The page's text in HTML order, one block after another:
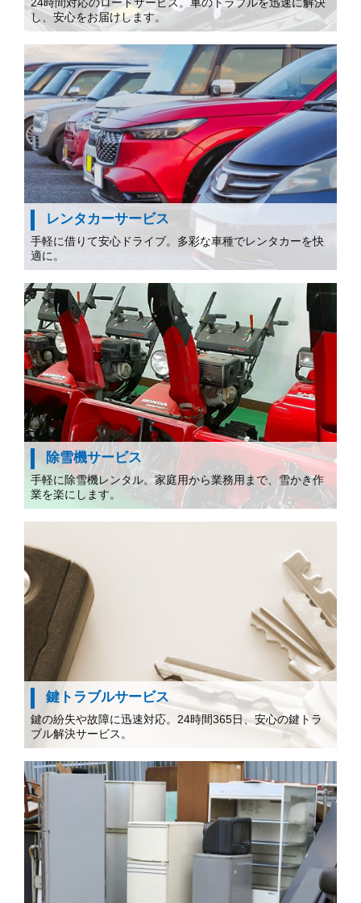
し、安心をお届けします。
レンタカーサービス
手軽に借りて安心ドライブ。多彩な車種でレンタカーを快
適に。
除雪機サービス
手軽に除雪機レンタル。家庭用から業務用まで、雪かき作
業を楽にします。
鍵トラブルサービス
鍵の紛失や故障に迅速対応。24時間365日、安心の鍵トラ
ブル解決サービス。